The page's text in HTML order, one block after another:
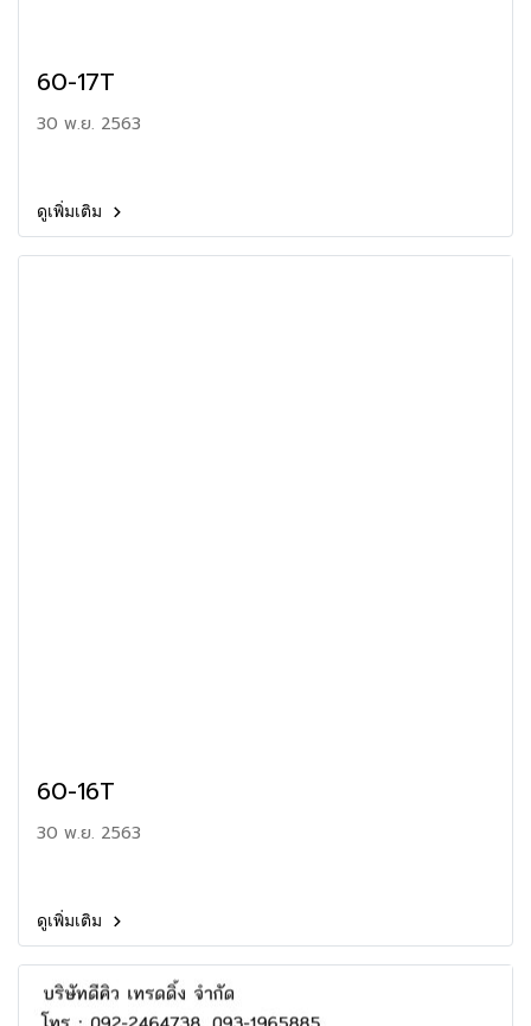
60-17T
30 พ.ย. 2563
ดูเพิ่มเติม
60-16T
30 พ.ย. 2563
ดูเพิ่มเติม